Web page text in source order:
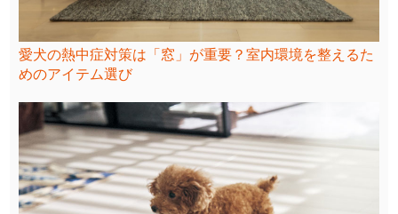
愛犬の熱中症対策は「窓」が重要？室内環境を整えるた
めのアイテム選び